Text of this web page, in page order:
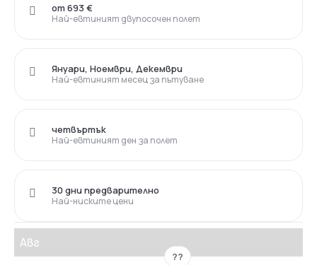
Най-евтиният двупосочен полет
от 693 €
Най-евтиният месец за пътуване
Януари, Ноември, Декември
Най-евтиният ден за полет
четвъртък
Най-ниските цени
30 дни предварително
Авг
??